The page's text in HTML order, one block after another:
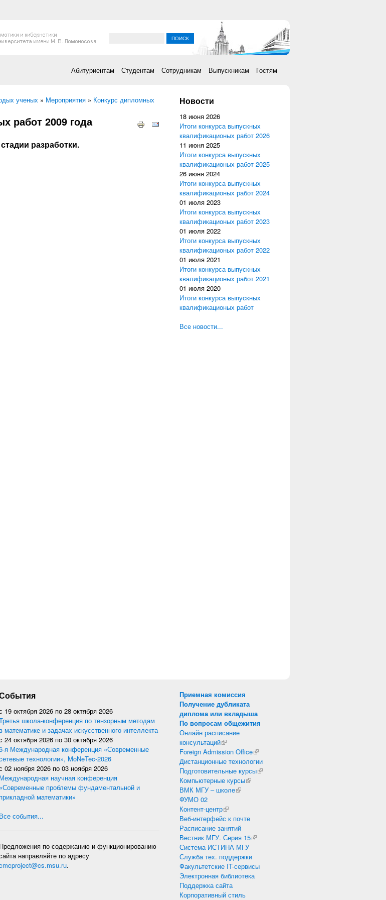
Абитуриентам Студентам Сотрудникам Выпускникам Гостям
ученых » Мероприятия » Конкурс дипломных
работ 2009 года
разработки.
Новости
18 июня 2026
Итоги конкурса выпускных
квалификационых работ 2026
11 июня 2025
Итоги конкурса выпускных
квалификационых работ 2025
26 июня 2024
Итоги конкурса выпускных
квалификационых работ 2024
01 июля 2023
Итоги конкурса выпускных
квалификационых работ 2023
01 июля 2022
Итоги конкурса выпускных
квалификационых работ 2022
01 июля 2021
Итоги конкурса выпускных
квалификационых работ 2021
01 июля 2020
Итоги конкурса выпускных
квалификационых работ
Все новости...
19 октября 2026 по 28 октября 2026
школа-конференция по тензорным методам
в математике и задачах искусственного интеллекта
24 октября 2026 по 30 октября 2026
я Международная конференция «Современные
технологии», MoNeTec-2026
02 ноября 2026 по 03 ноября 2026
Международная научная конференция
«Современные проблемы фундаментальной и
прикладной математики»
Все события...
Предложения по содержанию и функционированию
направляйте по адресу
.
Приемная комиссия
Получение дубликата
диплома или вкладыша
По вопросам общежития
Онлайн расписание
консультаций(внешняя ссылка)
Foreign Admission Office(внешняя ссылка)
Дистанционные технологии
Подготовительные курсы(внешняя ссылка)
Компьютерные курсы(внешняя ссылка)
ВМК МГУ – школе(внешняя ссылка)
ФУМО 02
Контент-центр(внешняя ссылка)
Веб-интерфейс к почте
Расписание занятий
Вестник МГУ. Серия 15(внешняя ссылка)
Система ИСТИНА МГУ
Служба тех. поддержки
Факультетские IT-сервисы
Электронная библиотека
Поддержка сайта
Корпоративный стиль